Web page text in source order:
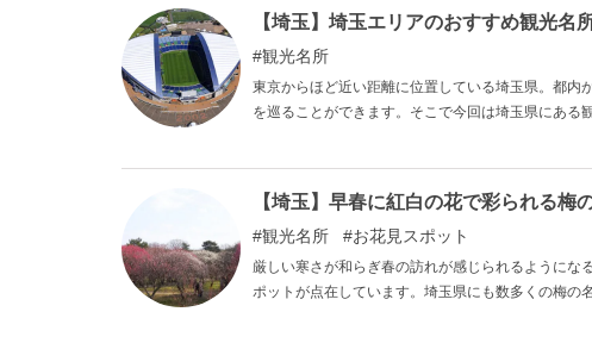
【埼玉】埼玉エリアのおすすめ観光名
観光名所
東京からほど近い距離に位置している埼玉県。都内
を巡ることができます。そこで今回は埼玉県にあ
【埼玉】早春に紅白の花で彩られる梅
観光名所 お花見スポット
厳しい寒さが和らぎ春の訪れが感じられるようにな
ポットが点在しています。埼玉県にも数多くの梅の